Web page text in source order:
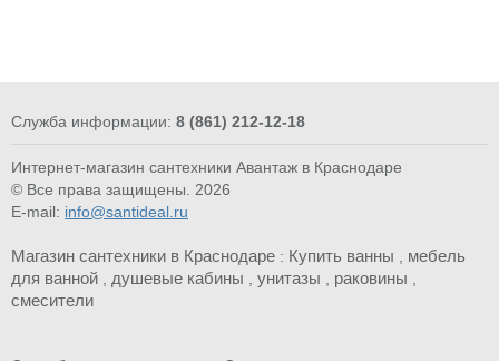
Служба информации: 8 (861) 212-12-18
Интернет-магазин сантехники Авантаж в Краснодаре
© Все права защищены. 2026
E-mail: info@santideal.ru
Магазин сантехники в Краснодаре : Купить ванны , мебель
для ванной , душевые кабины , унитазы , раковины ,
смесители